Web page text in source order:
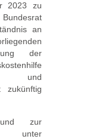
2023 zu
an
der
und
zukünftig
zur